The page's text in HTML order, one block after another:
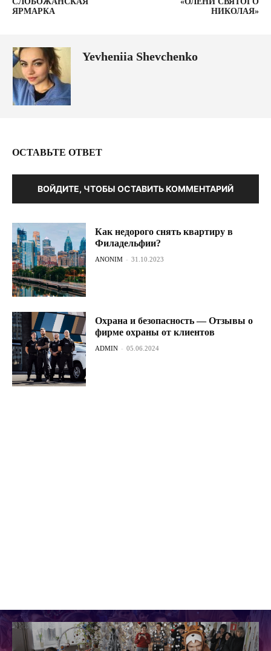
ЯРМАРКА
НИКОЛАЯ»
Yevheniia Shevchenko
ОСТАВЬТЕ ОТВЕТ
ВОЙДИТЕ, ЧТОБЫ ОСТАВИТЬ КОММЕНТАРИЙ
Как недорого снять квартиру в
Филадельфии?
ANONIM - 31.10.2023
Охрана и безопасность — Отзывы о
фирме охраны от клиентов
ADMIN - 05.06.2024